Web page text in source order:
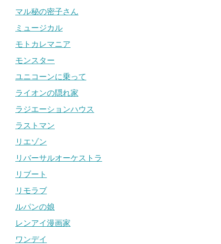
マル秘の密子さん
ミュージカル
モトカレマニア
モンスター
ユニコーンに乗って
ライオンの隠れ家
ラジエーションハウス
ラストマン
リエゾン
リバーサルオーケストラ
リブート
リモラブ
ルパンの娘
レンアイ漫画家
ワンデイ